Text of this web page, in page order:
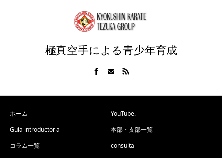
極真空手による青少年育成
ホーム
YouTube.
Guía introductoria
本部・支部一覧
コラム一覧
consulta